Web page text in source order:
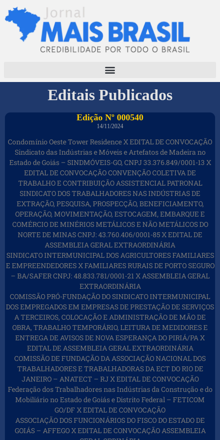
Editais Publicados
Edição Nº 000540
14/11/2024
Condomínio Oeste Tower Residence X EDITAL DE CONVOCAÇÃO
Sindicato das Indústrias e Móveis e Artefatos de Madeira no
Estado de Goiás – SINDMÓVEIS-GO, CNPJ 33.376.849/0001-13 X
EDITAL DE CONVOCAÇÃO CONVENÇÃO COLETIVA DE
TRABALHO E CONTRIBUIÇÃO ASSISTENCIAL PATRONAL
SINDICATO DOS TRABALHADORES NAS INDÚSTRIAS DE
EXTRAÇÃO, PESQUISA, PROSPECÇÃO, BENEFICIAMENTO,
OPERAÇÃO, MOVIMENTAÇÃO, ESTOCAGEM, EMBARQUE E
COMÉRCIO DE MINÉRIOS METÁLICOS E NÃO METÁLICOS DO
NORTE DE MINAS CNPJ: 43.760.406/0001-85 X EDITAL DE
ASSEMBLEIA GERAL EXTRAORDINÁRIA
SINDICATO INTERMUNICIPAL DOS AGRICULTORES FAMILIARES
E EMPREENDEDORES X FAMILIARES RURAIS DE PORTO SEGURO
– BA/SAFER CNPJ: 48.833.781/0001-21 X ASSEMBLEIA GERAL
EXTRAORDINÁRIA
COMISSÃO PRÓ-FUNDAÇÃO DO SINDICATO INTERMUNICIPAL
DOS EMPREGADOS EM EMPRESAS DE PRESTAÇÃO DE SERVIÇOS
A TERCEIROS, COLOCAÇÃO E ADMINISTRAÇÃO DE MÃO DE
OBRA, TRABALHO TEMPORÁRIO, LEITURA DE MEDIDORES E
ENTREGA DE AVISOS DE NOVA ESPERANÇA DO PIRIÁ/PA X
EDITAL DE ASSEMBLEIA GERAL EXTRAORDINÁRIA
COMISSÃO DE FUNDAÇÃO DA ASSOCIAÇÃO NACIONAL DOS
TRABALHADORES E TRABALHADORAS DA ECT DO RIO DE
JANEIRO – ANATECT – RJ X EDITAL DE CONVOCAÇÃO
Federação dos Trabalhadores nas Indústrias da Construção e do
Mobiliário no Estado de Goiás e Distrito Federal – FETICOM
GO/DF X EDITAL DE CONVOCAÇÃO
ASSOCIAÇÃO DOS FUNCIONÁRIOS DO FISCO DO ESTADO DE
GOIÁS – AFFEGO X EDITAL DE CONVOCAÇÃO ASSEMBLEIA